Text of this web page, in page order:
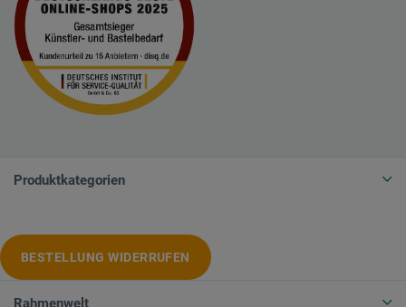
Produktkategorien
BESTELLUNG WIDERRUFEN
Rahmenwelt